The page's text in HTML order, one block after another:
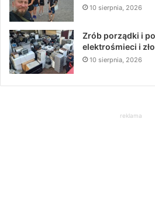
10 sierpnia, 2026
Zrób porządki i
elektrośmieci i
10 sierpnia, 2026
reklama